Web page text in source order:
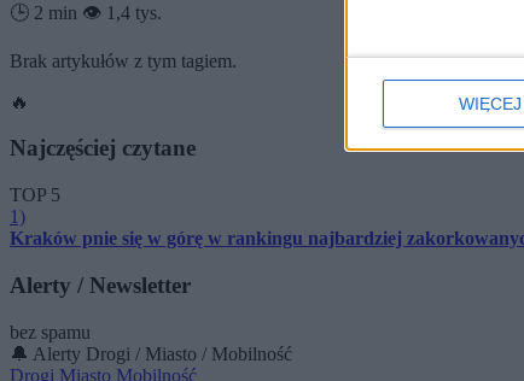
🕒 2 min 👁️ 1,4 tys.
Brak artykułów z tym tagiem.
🔥
Najczęściej czytane
TOP 5
1)
Kraków pnie się w górę w rankingu najbardziej
Alerty / Newsletter
bez spamu
🔔 Alerty Drogi / Miasto / Mobilność
Drogi Miasto Mobilność